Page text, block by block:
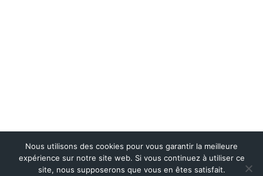
Nous utilisons des cookies pour vous garantir la meilleure
expérience sur notre site web. Si vous continuez à utiliser ce
site, nous supposerons que vous en êtes satisfait.